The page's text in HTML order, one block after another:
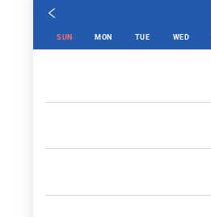
SUN MON TUE WED